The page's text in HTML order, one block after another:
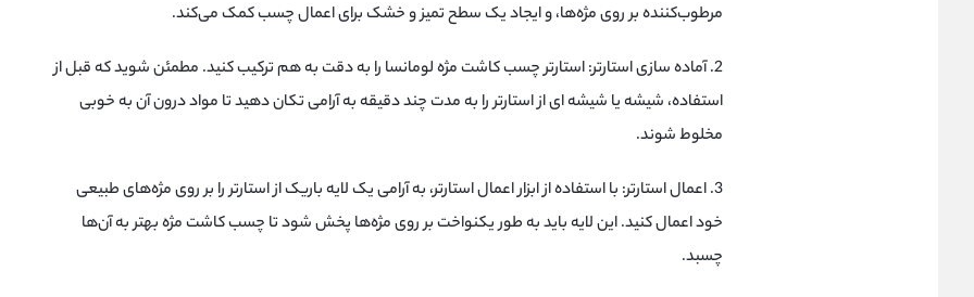
مرطوب‌کننده بر روی مژه‌ها، و ایجاد یک سطح تمیز و خشک برای اعمال چسب کمک می‌کند.
2. آماده سازی استارتر: استارتر چسب کاشت مژه لومانسا را به دقت به هم ترکیب کنید. مطمئن شوید که قبل از
استفاده، شیشه یا شیشه ای از استارتر را به مدت چند دقیقه به آرامی تکان دهید تا مواد درون آن به خوبی
مخلوط شوند.
3. اعمال استارتر: با استفاده از ابزار اعمال استارتر، به آرامی یک لایه باریک از استارتر را بر روی مژه‌های طبیعی
خود اعمال کنید. این لایه باید به طور یکنواخت بر روی مژه‌ها پخش شود تا چسب کاشت مژه بهتر به آن‌ها
چسبد.